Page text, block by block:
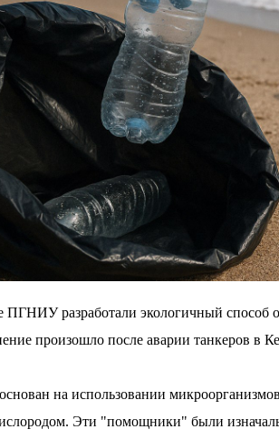
ПГНИУ разработали экологичный способ
произошло после аварии танкеров в
на использовании
Эти "помощники" были